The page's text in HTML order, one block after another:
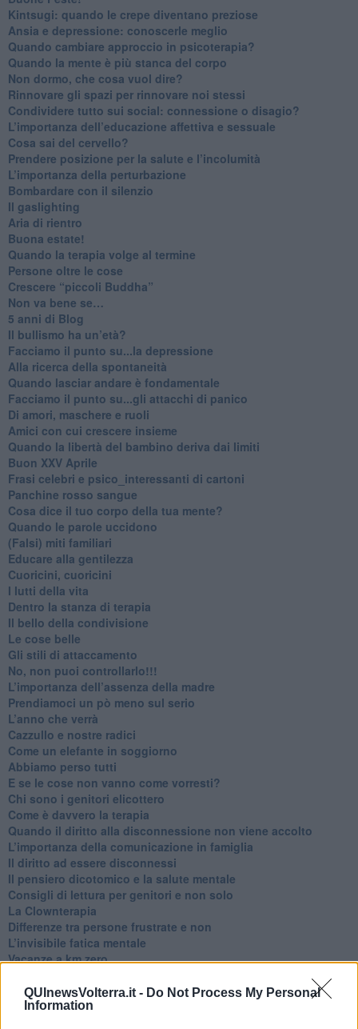
QUInewsVolterra.it - Do Not Process My Personal
Information
​Kintsugi: quando le crepe diventano preziose
Ansia e depressione: conoscerle meglio
Quando cambiare approccio in psicoterapia?
​Quando la mente è più stanca del corpo
Non dormo, che cosa vuol dire?
​Rinnovare gli spazi per rinnovare noi stessi
​Condividere tutto sui social: connessione o disagio?
​L’importanza dell’educazione affettiva e sessuale
​Cosa sai del cervello?
Prendere posizione per la salute e l’incolumità
L’importanza della perturbazione
​Bombardare con il silenzio
Il gaslighting
Aria di rientro
Buona estate!
​Quando la terapia volge al termine
​Persone oltre le cose
​Crescere “piccoli Buddha”
Non va bene se…
​5 anni di Blog
​Il bullismo ha un’età?
Facciamo il punto su...la depressione
​Alla ricerca della spontaneità
​Quando lasciar andare è fondamentale
Facciamo il punto su...gli attacchi di panico
Di amori, maschere e ruoli
​Amici con cui crescere insieme
​Quando la libertà del bambino deriva dai limiti
Buon XXV Aprile
​Frasi celebri e psico_interessanti di cartoni
​Panchine rosso sangue
​Cosa dice il tuo corpo della tua mente?
​Quando le parole uccidono
​(Falsi) miti familiari
​Educare alla gentilezza
​Cuoricini, cuoricini
I lutti della vita
​Dentro la stanza di terapia
​Il bello della condivisione
Le cose belle
​Gli stili di attaccamento
No, non puoi controllarlo!!!
​L’importanza dell’assenza della madre
​Prendiamoci un pò meno sul serio
​L’anno che verrà
​Cazzullo e nostre radici
​Come un elefante in soggiorno
​Abbiamo perso tutti
E se le cose non vanno come vorresti?
​Chi sono i genitori elicottero
Come è davvero la terapia
Quando il diritto alla disconnessione non viene accolto
​L’importanza della comunicazione in famiglia
​Il diritto ad essere disconnessi
​Il pensiero dicotomico e la salute mentale
​Consigli di lettura per genitori e non solo
​La Clownterapia
​Differenze tra persone frustrate e non
L’invisibile fatica mentale
Vacanze a km zero
​Il lato positivo delle cose
​Storie antiche di tempi moderni